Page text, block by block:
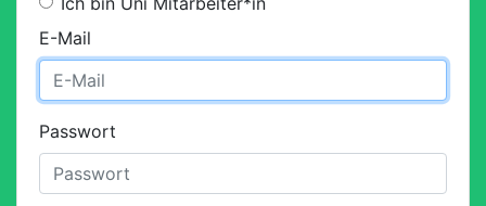
E-Mail
Passwort